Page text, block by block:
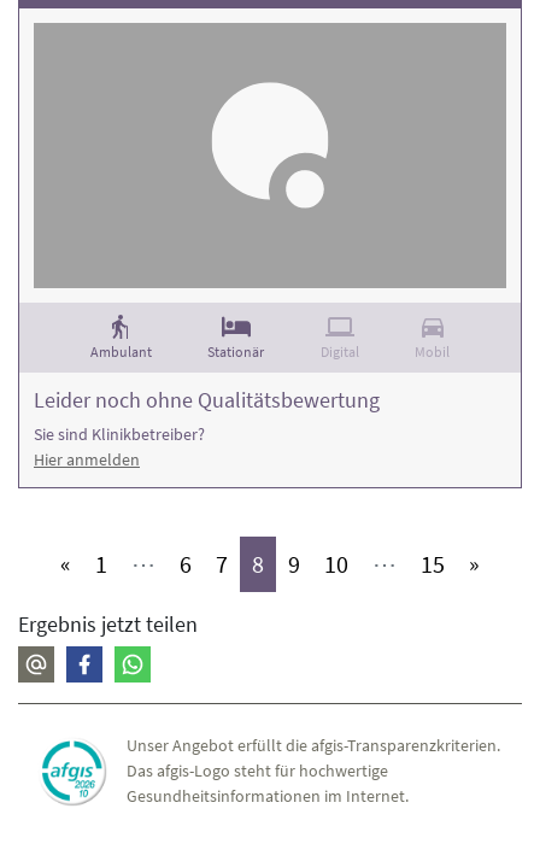
Ambulant Stationär Digital Mobil
Leider noch ohne Qualitätsbewertung
Sie sind Klinikbetreiber?
Hier anmelden
« 1 (aktiv)
⋯ 6 (aktiv)
7(aktiv)
8 (aktiv)
9 (aktiv)
10 (aktiv)
⋯ 15 (aktiv)
»
Ergebnis jetzt teilen
Unser Angebot erfüllt die afgis-Transparenzkriterien.
Das afgis-Logo steht für hochwertige
Gesundheitsinformationen im Internet.